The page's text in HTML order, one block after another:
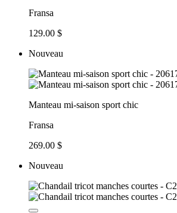
Fransa
129.00 $
Nouveau
Manteau mi-saison sport chic
Fransa
269.00 $
Nouveau